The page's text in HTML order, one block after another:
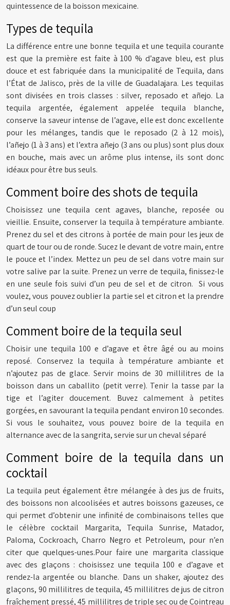
quintessence de la boisson mexicaine.
Types de tequila
La différence entre une bonne tequila et une tequila courante
est que la première est faite à 100 % d’agave bleu, est plus
douce et est fabriquée dans la municipalité de Tequila, dans
l’État de Jalisco, près de la ville de Guadalajara. Les tequilas
sont divisées en trois classes : silver, reposado et añejo. La
tequila argentée, également appelée tequila blanche,
conserve la saveur intense de l’agave, elle est donc excellente
pour les mélanges, tandis que le reposado (2 à 12 mois),
l’añejo (1 à 3 ans) et l’extra añejo (3 ans ou plus) sont plus doux
en bouche, mais avec un arôme plus intense, ils sont donc
idéaux pour être bus seuls.
Comment boire des shots de tequila
Choisissez une tequila cent agaves, blanche, reposée ou
vieillie. Ensuite, conserver la tequila à température ambiante.
Prenez du sel et des citrons à portée de main pour les jeux de
quart de tour ou de ronde. Sucez le devant de votre main, entre
le pouce et l’index. Mettez un peu de sel dans votre main sur
votre salive par la suite. Prenez un verre de tequila, finissez-le
en une seule fois suivi d’un peu de sel et de citron. Si vous
voulez, vous pouvez oublier la partie sel et citron et la prendre
d’un seul coup
Comment boire de la tequila seul
Choisir une tequila 100 e d’agave et être âgé ou au moins
reposé. Conservez la tequila à température ambiante et
n’ajoutez pas de glace. Servir moins de 30 millilitres de la
boisson dans un caballito (petit verre). Tenir la tasse par la
tige et l’agiter doucement. Buvez calmement à petites
gorgées, en savourant la tequila pendant environ 10 secondes.
Si vous le souhaitez, vous pouvez boire de la tequila en
alternance avec de la sangrita, servie sur un cheval séparé
Comment boire de la tequila dans un
cocktail
La tequila peut également être mélangée à des jus de fruits,
des boissons non alcoolisées et autres boissons gazeuses, ce
qui permet d’obtenir une infinité de combinaisons telles que
le célèbre cocktail Margarita, Tequila Sunrise, Matador,
Paloma, Cockroach, Charro Negro et Petroleum, pour n’en
citer que quelques-unes.Pour faire une margarita classique
avec des glaçons : choisissez une tequila 100 e d’agave et
rendez-la argentée ou blanche. Dans un shaker, ajoutez des
glaçons, 90 millilitres de tequila, 45 millilitres de jus de citron
fraîchement pressé, 45 millilitres de triple sec ou de Cointreau